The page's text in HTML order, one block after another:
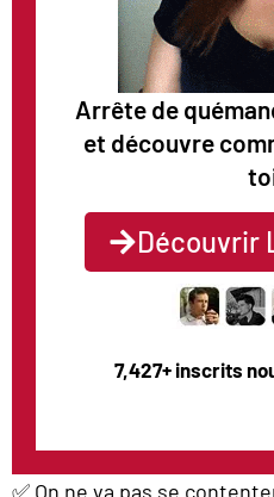
Arrête de
et découvre
Découvrir
7,427+ inscrits
✅ On ne va pas se